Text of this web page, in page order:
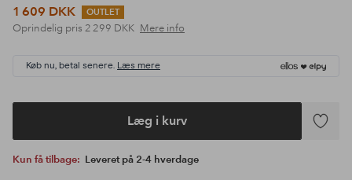
1 609 DKK
OUTLET
Oprindelig pris 2 299 DKK Mere info
Køb nu, betal senere. Læs mere
Læg i kurv
Tilføj
Kun få tilbage: Leveret på 2-4 hverdage